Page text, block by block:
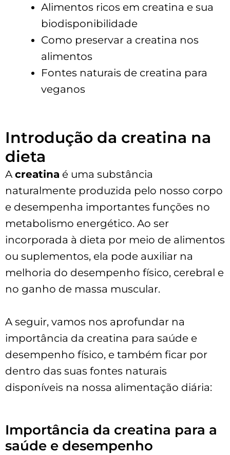
Alimentos ricos em creatina e sua
biodisponibilidade
Como preservar a creatina nos
alimentos
Fontes naturais de creatina para
veganos
Introdução da creatina na
dieta
A creatina é uma substância
naturalmente produzida pelo nosso corpo
e desempenha importantes funções no
metabolismo energético. Ao ser
incorporada à dieta por meio de alimentos
ou suplementos, ela pode auxiliar na
melhoria do desempenho físico, cerebral e
no ganho de massa muscular.
A seguir, vamos nos aprofundar na
importância da creatina para saúde e
desempenho físico, e também ficar por
dentro das suas fontes naturais
disponíveis na nossa alimentação diária:
Importância da creatina para a
saúde e desempenho